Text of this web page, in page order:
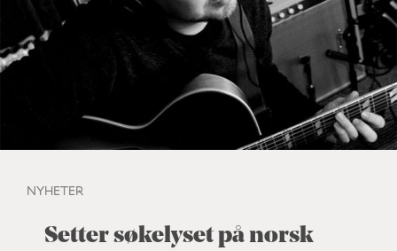
NYHETER
Setter søkelyset på norsk